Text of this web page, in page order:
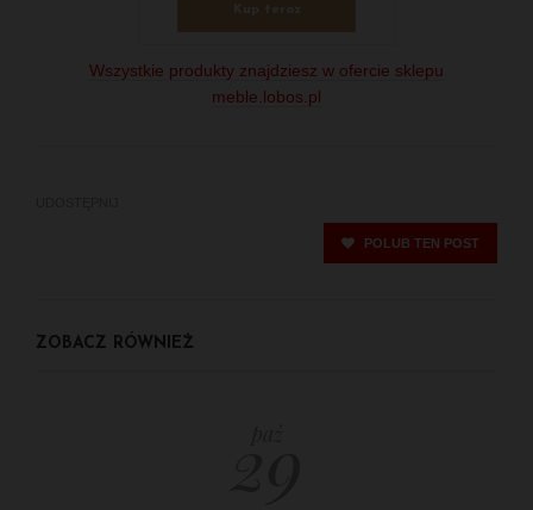
Wszystkie produkty znajdziesz w ofercie sklepu
meble.lobos.pl
POLUB TEN POST
ZOBACZ RÓWNIEŻ